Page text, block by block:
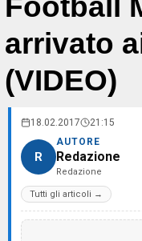
Football
arrivato
(VIDEO)
18.02.2017 21:15
R
AUTORE
Redazione
Redazione
Tutti gli articoli →